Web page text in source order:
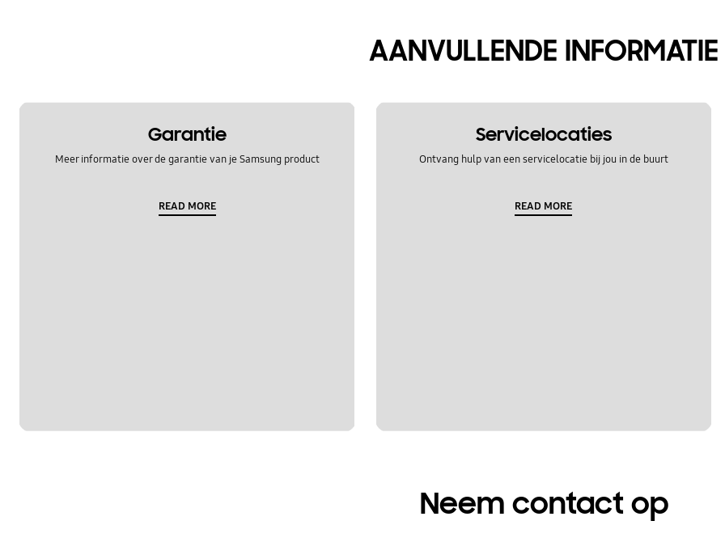
AANVULLENDE INFORMATIE
Garantie
Meer informatie over de garantie van je Samsung product
READ MORE
Servicelocaties
Ontvang hulp van een servicelocatie bij jou in de buurt
READ MORE
Neem contact op